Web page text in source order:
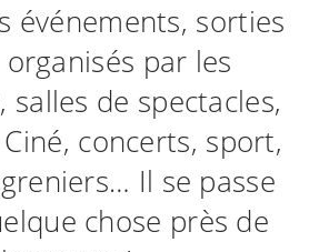
événements, sorties
par les
salles de spectacles,
concerts, sport,
Il se passe
chose près de